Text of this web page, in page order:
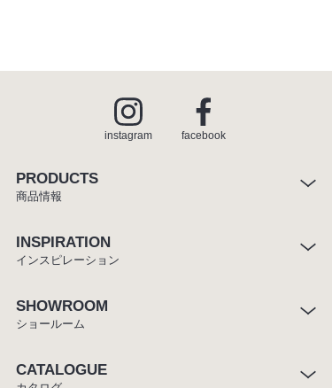
instagram facebook
PRODUCTS
商品情報
INSPIRATION
インスピレーション
SHOWROOM
ショールーム
CATALOGUE